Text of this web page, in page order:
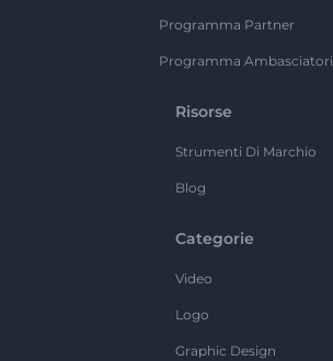
Programma Partner
Programma Ambasciatori
Risorse
Strumenti Di Marchio
Blog
Categorie
Video
Logo
Graphic Design